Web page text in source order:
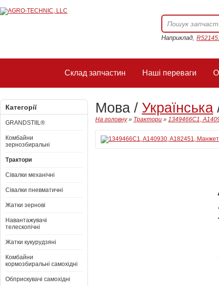
Наприклад,
Склад запчастин Наші переваги
Категорії
GRANDSTIIL®
Комбайни
зернозбиральні
Трактори
Сівалки механічні
Сівалки пневматичні
Жатки зернові
Навантажувачі
телескопічні
Жатки кукурудзяні
Комбайни
кормозбиральні самохідні
Обприскувачі самохідні
Мова / Українська
На головну» Трактори » 1349466C1,